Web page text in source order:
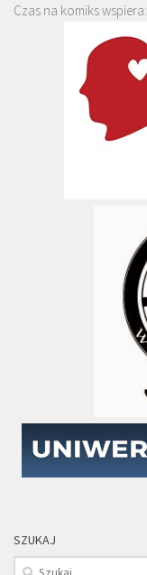
Czas na komiks wspiera:
SZUKAJ
Szukaj: